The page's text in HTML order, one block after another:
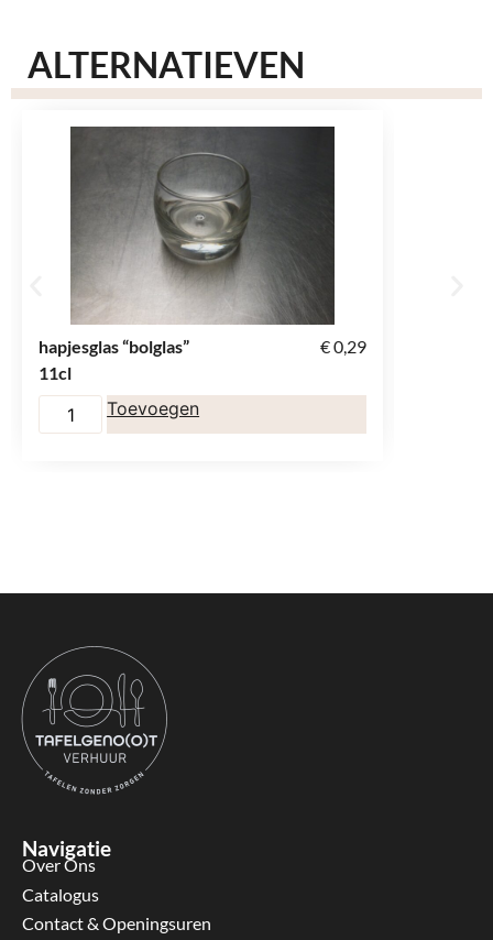
ALTERNATIEVEN
hapjesglas “bolglas”
11cl
€0,29
Toevoegen
Navigatie
Over Ons
Catalogus
Contact & Openingsuren